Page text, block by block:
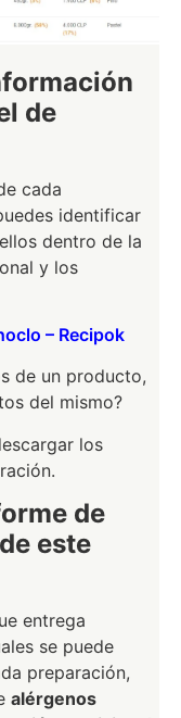
de
cada
identificar
dentro de la
y los
– Recipok
de un producto,
del mismo?
los
de
este
entrega
se puede
preparación,
alérgenos